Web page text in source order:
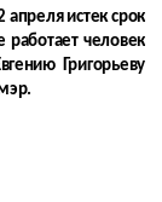
истек срок
работает человек
Григорьеву